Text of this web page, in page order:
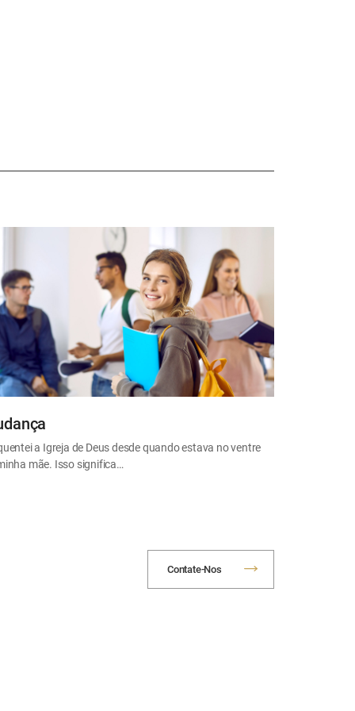
a Igreja de Deus desde quando estava no ventre
mãe. Isso significa…
Contate-Nos